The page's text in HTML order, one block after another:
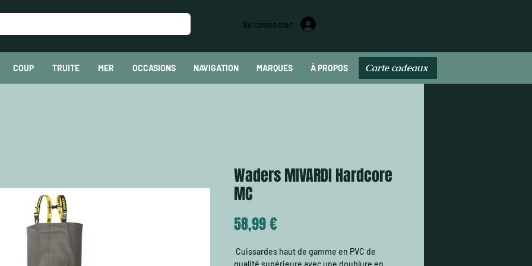
Se connecter
COUP TRUITE MER OCCASIONS NAVIGATION MARQUES À PROPOS Carte cadeau
Carte cadeaux
Waders MIVARDI Hardcore
MC
58,99 €Prix
Cuissardes haut de gamme en PVC de